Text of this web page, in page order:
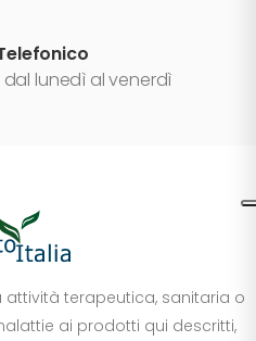
dal lunedì al venerdì
attività terapeutica, sanitaria o
ai prodotti qui descritti,